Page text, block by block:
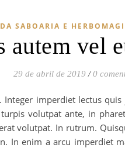
SABOARIA E
autem vel
29 de abril de 2019 / 0
imperdiet lectus
volutpat ante, in
volutpat. In rutrum.
enim a arcu imperdiet